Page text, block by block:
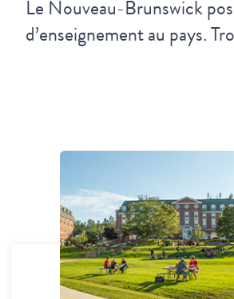
Le Nouveau-Brunswick
d’enseignement au pays.